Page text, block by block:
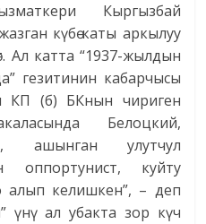
Кыргызбай
күбө каты аркылуу
Ал катта “1937-жылдын
гезитинин кабарчысы
КП (б) БКнын чириген
Белоцкий,
ашынган улутчул
оппортунист, куйту
алып келишкен”, – деп
үнү ал убакта зор күч